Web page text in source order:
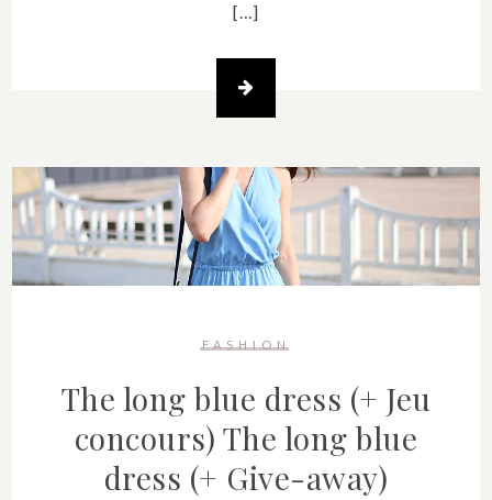
[…]
FASHION
The long blue dress (+ Jeu
concours) The long blue
dress (+ Give-away)